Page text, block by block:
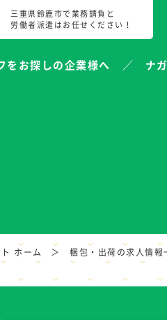
三重県鈴鹿市で業務請負と
労働者派遣はお任せください！
をお探しの企業様へ ナ
ホーム 梱包・出荷の求人情報